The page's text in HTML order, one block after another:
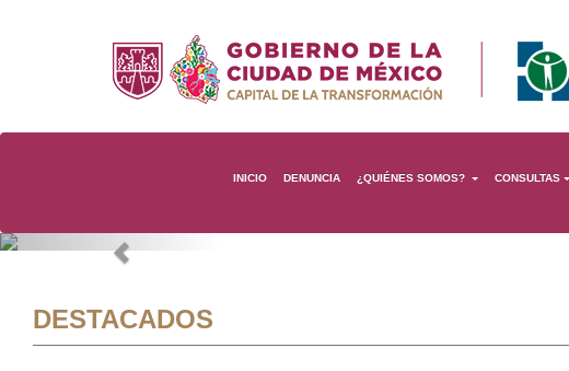
INICIO DENUNCIA ¿QUIÉNES SOMOS? CONSULTAS
Previous
DESTACADOS